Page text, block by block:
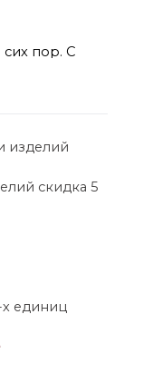
пор. С
– и
него есть
аккуратной
и V-
потайную
изделий
скидка 5
х единиц